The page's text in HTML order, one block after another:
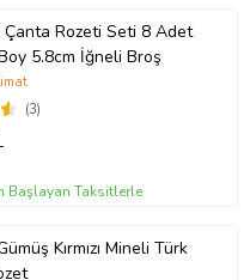
Çanta Rozeti Seti 8 Adet
5.8cm İğneli Broş
(3)
Başlayan Taksitlerle
Kırmızı Mineli Türk